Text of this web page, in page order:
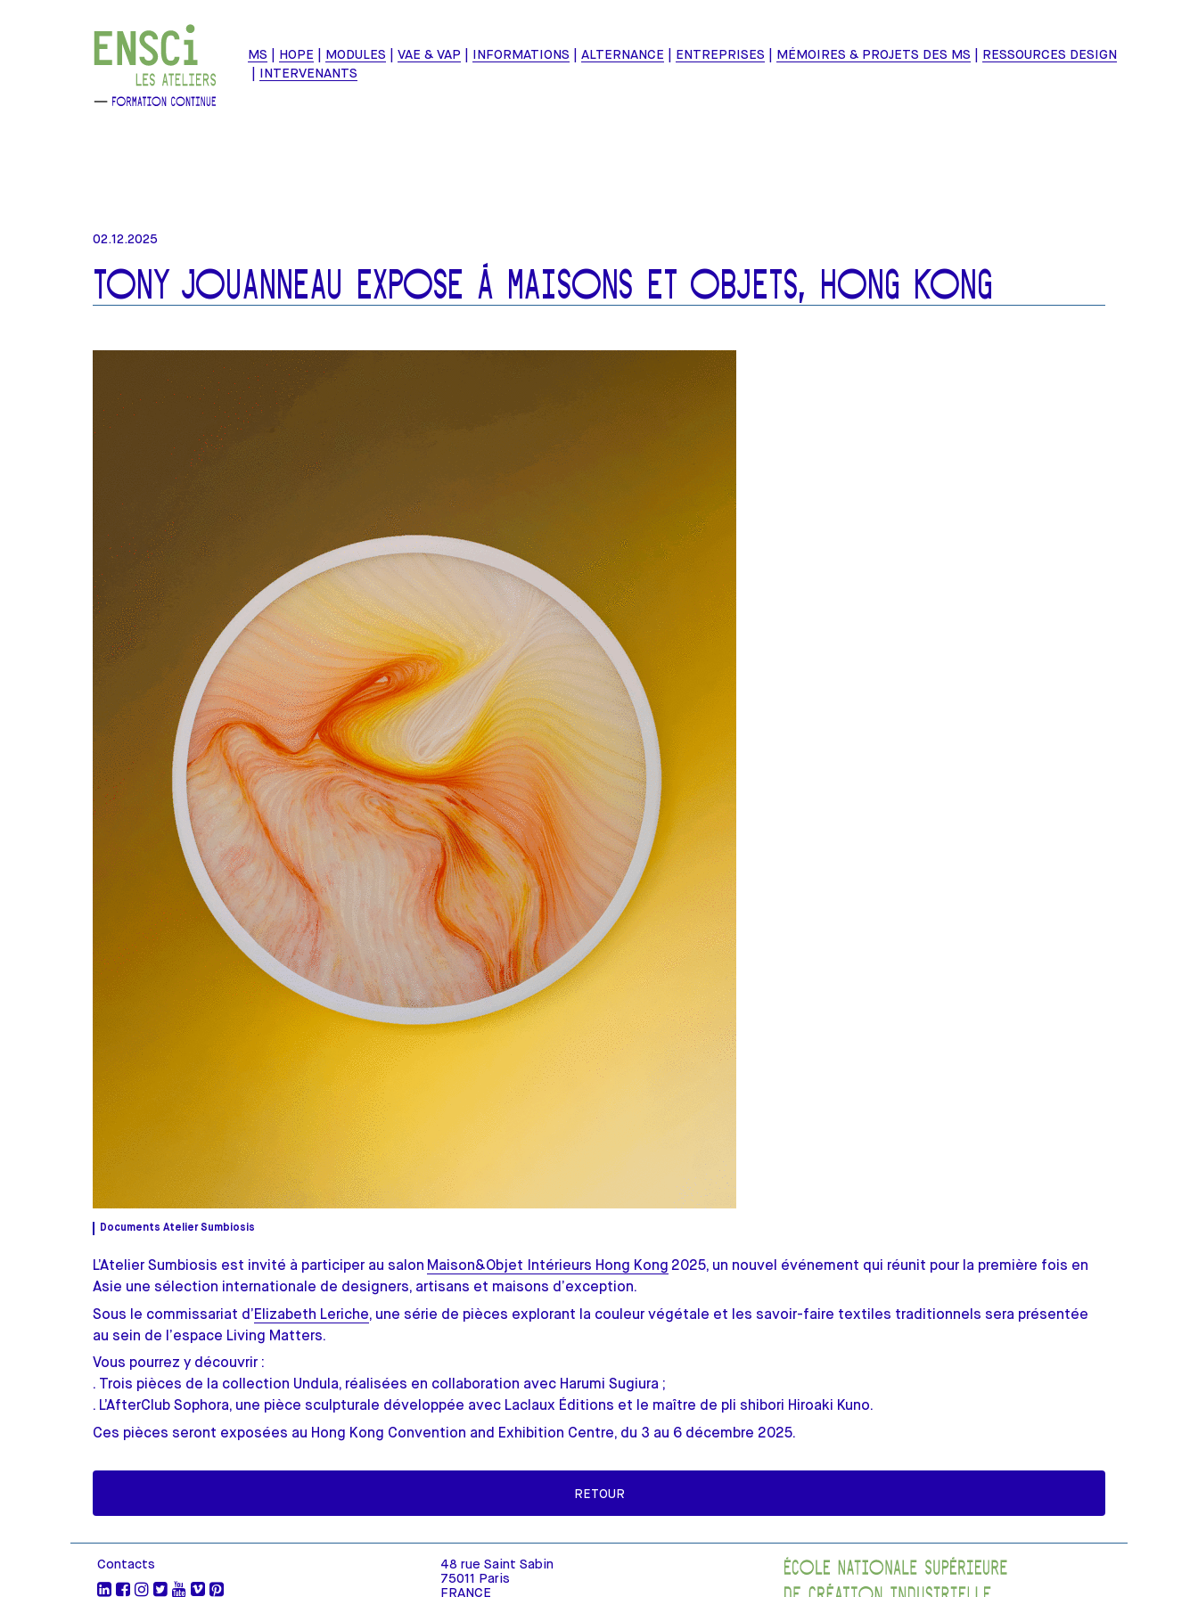
MS HOPE MODULES VAE & VAP INFORMATIONS ALTERNANCE ENTREPRISES MÉMOIRES & PROJETS DES MS
RESSOURCES DESIGN
INTERVENANTS
02.12.2025
TONY JOUANNEAU EXPOSE À MAISONS ET OBJETS, HONG KONG
Documents Atelier Sumbiosis
L’Atelier Sumbiosis est invité à participer au salon Maison&Objet Intérieurs Hong Kong 2025, un nouvel événement qui réunit pour la première fois en
Asie une sélection internationale de designers, artisans et maisons d’exception.
Sous le commissariat d’Elizabeth Leriche, une série de pièces explorant la couleur végétale et les savoir-faire textiles traditionnels sera présentée
au sein de l’espace Living Matters.
Vous pourrez y découvrir :
. Trois pièces de la collection Undula, réalisées en collaboration avec Harumi Sugiura ;
. L’AfterClub Sophora, une pièce sculpturale développée avec Laclaux Éditions et le maître de pli shibori Hiroaki Kuno.
Ces pièces seront exposées au Hong Kong Convention and Exhibition Centre, du 3 au 6 décembre 2025.
RETOUR
Contacts
48 rue Saint Sabin
75011 Paris
FRANCE